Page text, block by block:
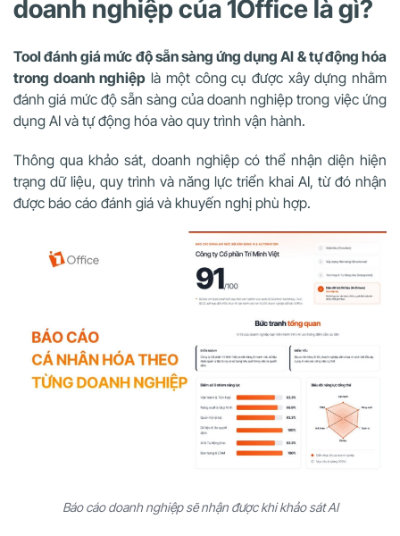
doanh nghiệp của 1Office là gì?
Tool đánh giá mức độ sẵn sàng ứng dụng AI & tự động hóa
trong doanh nghiệp là một công cụ được xây dựng nhằm
đánh giá mức độ sẵn sàng của doanh nghiệp trong việc ứng
dụng AI và tự động hóa vào quy trình vận hành.
Thông qua khảo sát, doanh nghiệp có thể nhận diện hiện
trạng dữ liệu, quy trình và năng lực triển khai AI, từ đó nhận
được báo cáo đánh giá và khuyến nghị phù hợp.
Báo cáo doanh nghiệp sẽ nhận được khi khảo sát AI